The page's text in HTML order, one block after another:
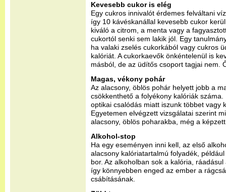
Kevesebb cukor is elég
Egy cukros innivalót érdemes felváltani
így 10 kávéskanállal kevesebb cukor
kiváló a citrom, a menta vagy a
cukortól senki sem lakik jól. Egy
ha valaki zselés cukorkából vagy cukros
kalóriát. A cukorkaevők önkéntelenül is
másból, de az üdítős csoport tagjai nem.
Magas, vékony pohár
Az alacsony, öblös pohár helyett jobb a
csökkenthető a folyékony kalóriák
optikai csalódás miatt iszunk többet vagy
Egyetemen elvégzett vizsgálatai szerint
alacsony, öblös poharakba, még a
Alkohol-stop
Ha egy eseményen inni kell, az első
alacsony kalóriatartalmú folyadék,
bor. Az alkoholban sok a kalória,
így könnyebben enged az ember a
csábításának.